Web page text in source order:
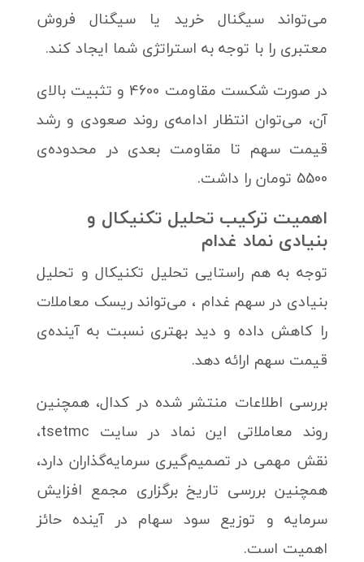
می‌تواند سیگنال خرید یا سیگنال فروش
معتبری را با توجه به استراتژی شما ایجاد کند.
در صورت شکست مقاومت 4600 و تثبیت بالای
آن، می‌توان انتظار ادامه‌ی روند صعودی و رشد
قیمت سهم تا مقاومت بعدی در محدوده‌ی
5500 تومان را داشت.
اهمیت ترکیب تحلیل تکنیکال و
بنیادی نماد غدام
توجه به هم راستایی تحلیل تکنیکال و تحلیل
بنیادی در سهم غدام ، می‌تواند ریسک معاملات
را کاهش داده و دید بهتری نسبت به آینده‌ی
قیمت سهم ارائه دهد.
بررسی اطلاعات منتشر شده در کدال، همچنین
روند معاملاتی این نماد در سایت tsetmc،
نقش مهمی در تصمیم‌گیری سرمایه‌گذاران دارد،
همچنین بررسی تاریخ برگزاری مجمع افزایش
سرمایه و توزیع سود سهام در آینده حائز
اهمیت است.